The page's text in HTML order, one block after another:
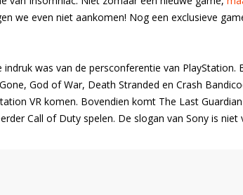
we even niet aankomen! Nog een exclusieve
was van de persconferentie van PlayStation.
God of War, Death Stranded en Crash
VR komen. Bovendien komt The Last
Call of Duty spelen. De slogan van Sony is niet